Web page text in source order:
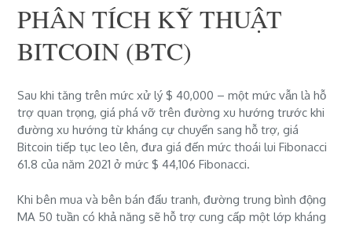
PHÂN TÍCH KỸ THUẬT
BITCOIN (BTC)
Sau khi tăng trên mức xử lý $ 40,000 – một mức vẫn là hỗ
trợ quan trọng, giá phá vỡ trên đường xu hướng trước khi
đường xu hướng từ kháng cự chuyển sang hỗ trợ, giá
Bitcoin tiếp tục leo lên, đưa giá đếnmức thoái lui Fibonacci
61.8 của năm 2021 ở mức $ 44,106Fibonacci.
Khi bên mua và bên bán đấu tranh, đườngtrung bình động
MA 50 tuần có khả năng sẽhỗ trợ cung cấp một lớp kháng